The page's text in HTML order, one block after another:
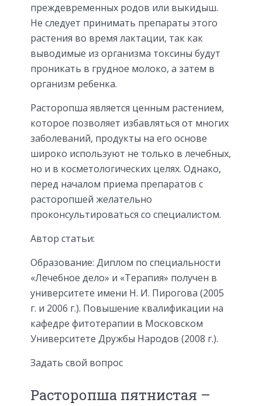
преждевременных родов или выкидыш.
Не следует принимать препараты этого
растения во время лактации, так как
выводимые из организма токсины будут
проникать в грудное молоко, а затем в
организм ребенка.
Расторопша является ценным растением,
которое позволяет избавляться от многих
заболеваний, продукты на его основе
широко используют не только в лечебных,
но и в косметологических целях. Однако,
перед началом приема препаратов с
расторопшей желательно
проконсультироваться со специалистом.
Автор статьи:
Образование: Диплом по специальности
«Лечебное дело» и «Терапия» получен в
университете имени Н. И. Пирогова (2005
г. и 2006 г.). Повышение квалификации на
кафедре фитотерапии в Московском
Университете Дружбы Народов (2008 г.).
Задать свой вопрос
Расторопша пятнистая –